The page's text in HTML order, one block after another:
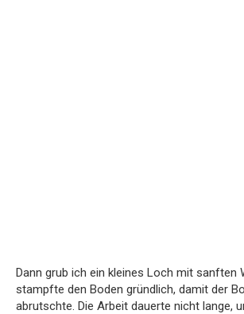
Dann grub ich ein kleines Loch mit sanften
stampfte den Boden gründlich, damit der
abrutschte. Die Arbeit dauerte nicht lange,